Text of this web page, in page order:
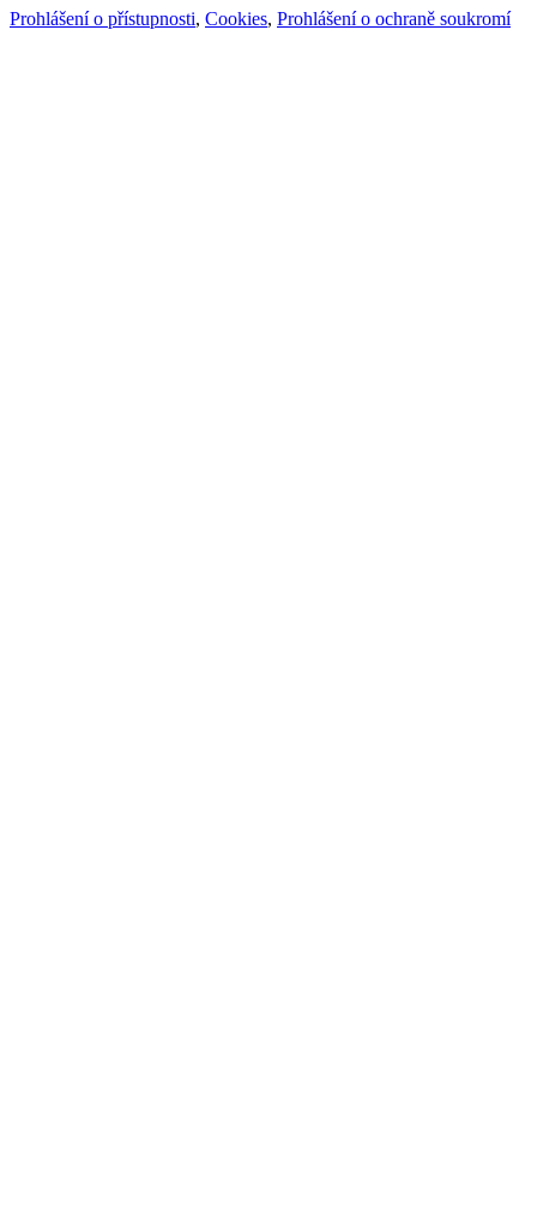
Prohlášení o přístupnosti, Cookies, Prohlášení o ochraně soukromí